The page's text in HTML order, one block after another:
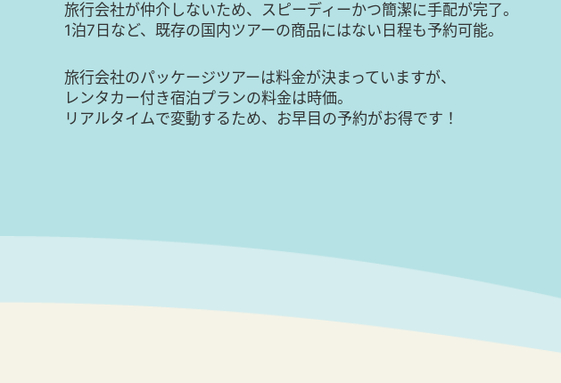
旅行会社が仲介しないため、スピーディーかつ簡潔に手配が完了。
1泊7日など、既存の国内ツアーの商品にはない日程も予約可能。
旅行会社のパッケージツアーは料金が決まっていますが、
レンタカー付き宿泊プランの料金は時価。
リアルタイムで変動するため、お早目の予約がお得です！